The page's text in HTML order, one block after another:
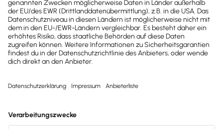
häufiger auftreten, solltest du deine
Preiskalkulationen anpassen. Auchinterne
Schwachstellen –etwa die Arbeit mit veralteten
Daten – können dazu führen, dass es zu
Abweichungen zwischen Soll- und Ist-Daten kommt.
Eine Vorkalkulation ist zwar immer sinnvoll, aber erst
Abweichungen auftreten, und gibt Hinweise darauf,
was du tun kannst, um künftig realistischere